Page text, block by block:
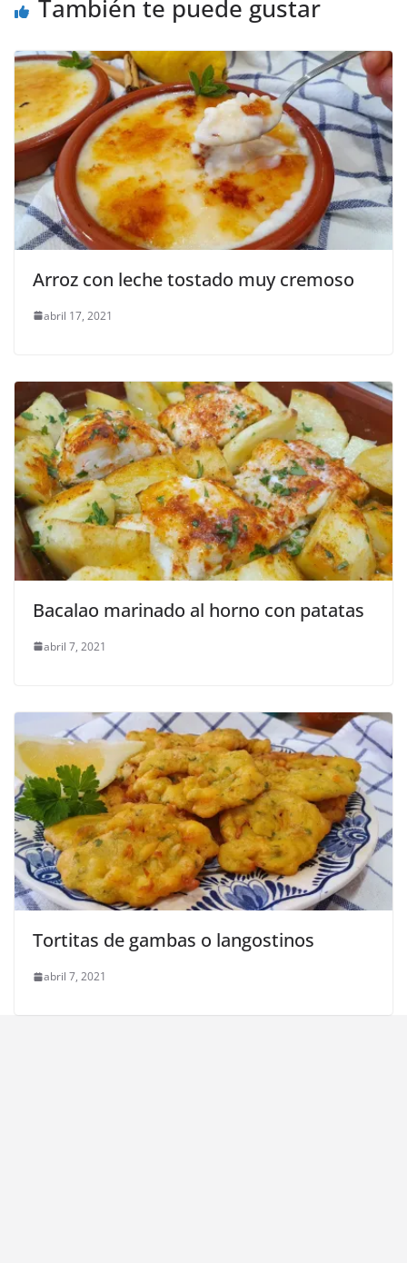
También te puede gustar
Arroz con leche tostado muy cremoso
abril 17, 2021
Bacalao marinado al horno con patatas
abril 7, 2021
Tortitas de gambas o langostinos
abril 7, 2021